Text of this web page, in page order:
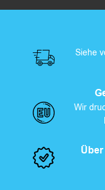
Siehe
Wir